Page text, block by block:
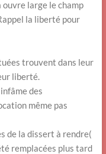
ouvre large le champ
la liberté pour
trouvent dans leur
liberté.
des
même pas
de la dissert à rendre(
remplacées plus tard